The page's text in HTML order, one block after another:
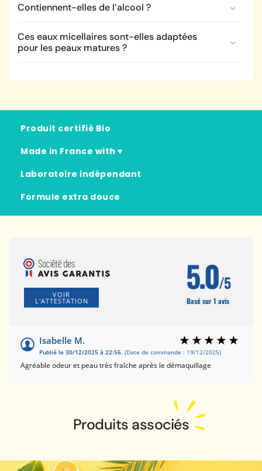
Contiennent-elles de l’alcool ?
Ces eaux micellaires sont-elles adaptées
pour les peaux matures ?
Produit certifié Bio
Made in France with ♥
Laboratoire indépendant
Formule extra douce
VOIR
L'ATTESTATION
5.0/5
Basé sur 1 avis
Isabelle M.
Publié le 30/12/2025 à 22:56. (Date de commande : 19/12/2025)
Agréable odeur et peau très fraîche après le démaquillage
Produits associés